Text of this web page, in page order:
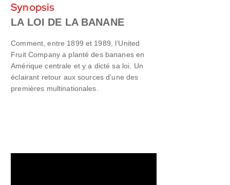
Synopsis
LA LOI DE LA BANANE
Comment, entre 1899 et 1989, l’United
Fruit Company a planté des bananes en
Amérique centrale et y a dicté sa loi. Un
éclairant retour aux sources d’une des
premières multinationales.